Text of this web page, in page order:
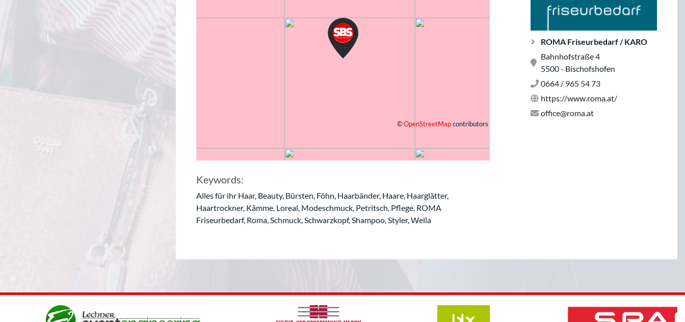
©OpenStreetMapcontributors
Keywords:
Alles für ihr Haar, Beauty, Bürsten, Föhn, Haarbänder, Haare, Haarglätter,
Haartrockner, Kämme, Loreal, Modeschmuck, Petritsch, Pflege, ROMA
Friseurbedarf, Roma, Schmuck, Schwarzkopf, Shampoo, Styler, Wella
ROMA Friseurbedarf / KARO
Bahnhofstraße 4
5500 - Bischofshofen
0664 / 965 54 73
https://www.roma.at/
office@roma.at